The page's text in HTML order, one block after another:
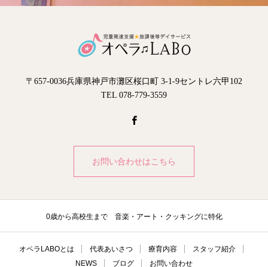
〒657-0036兵庫県神戸市灘区桜口町 3-1-9セントレ六甲102
TEL 078-779-3559
お問い合わせはこちら
0歳から高校生まで 音楽・アート・クッキングに特化
オペラLABOとは 代表あいさつ 療育内容
スタッフ紹介
NEWS
ブログ お問い合わせ